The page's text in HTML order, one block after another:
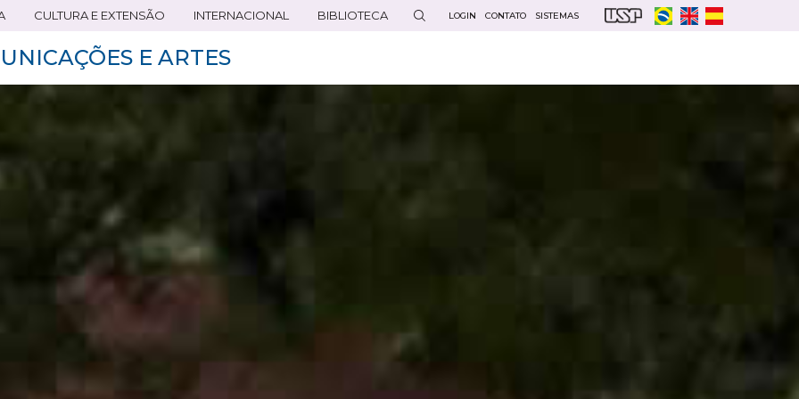
CULTURA E EXTENSÃO INTERNACIONAL BIBLIOTECA LOGIN CONTATO SISTEMAS
E ARTES